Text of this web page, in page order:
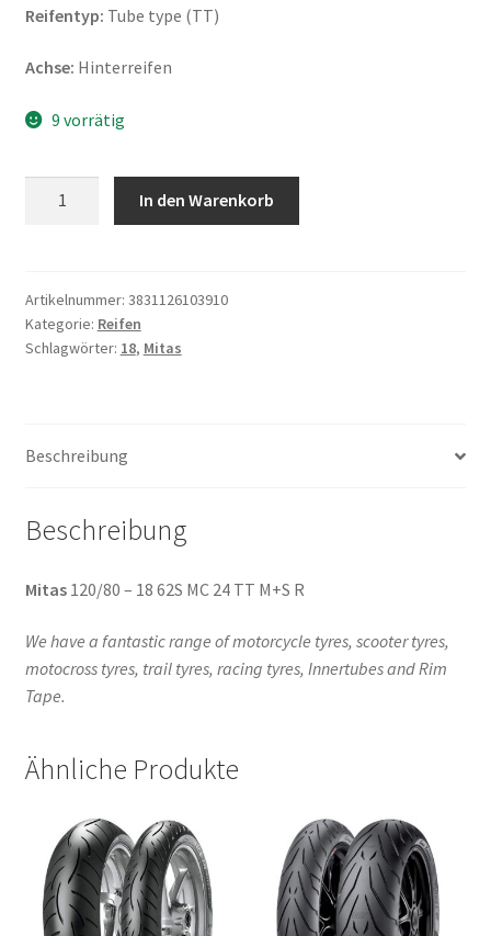
Reifentyp: Tube type (TT)
Achse: Hinterreifen
9 vorrätig
120/80
-
18
Menge
In den Warenkorb
Artikelnummer: 3831126103910
Kategorie: Reifen
Schlagwörter: 18, Mitas
Beschreibung
Beschreibung
Mitas120/80 – 18 62S MC 24 TT M+S R
We have a fantastic range of motorcycle tyres, scooter tyres,
motocross tyres, trail tyres, racing tyres, Innertubes and Rim
Tape.
Ähnliche Produkte